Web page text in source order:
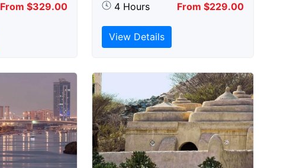
From $329.00 4 Hours From $229.00
View Details